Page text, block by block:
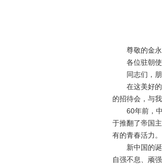
尊敬的金永
各位驻朝使
同志们，朋
在这美好的
的招待会，与
60年前，中
于推翻了帝国
有的青春活力。
新中国的诞
自强不息、顽